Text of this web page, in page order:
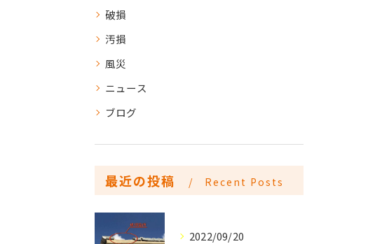
破損
汚損
風災
ニュース
ブログ
最近の投稿 Recent Posts
2022/09/20